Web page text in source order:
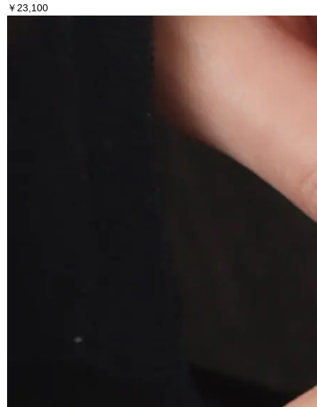
￥23,100